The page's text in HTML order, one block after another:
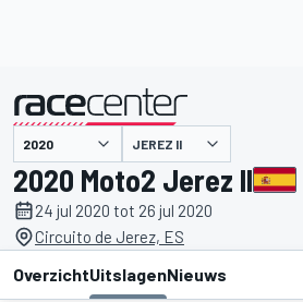
gepresenteerd door JEREZ II
2020 Moto2 Jerez II
24 jul 2020 tot 26 jul 2020
Circuito de Jerez, ES
OverzichtUitslagenNieuws